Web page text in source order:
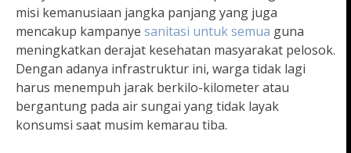
misi kemanusiaan jangka panjang yang juga
mencakup kampanye sanitasi untuk semua guna
meningkatkan derajat kesehatan masyarakat pelosok.
Dengan adanya infrastruktur ini, warga tidak lagi
harus menempuh jarak berkilo-kilometer atau
bergantung pada air sungai yang tidak layak
konsumsi saat musim kemarau tiba.